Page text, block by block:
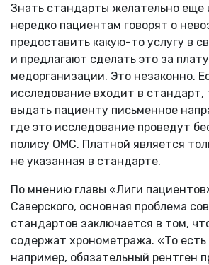
Знать стандарты желательно еще
нередко пациентам говорят о
предоставить какую-то услугу в
и предлагают сделать это за
медорганизации. Это незаконно.
исследование входит в стандарт,
выдать пациенту письменное
где это исследование проведут
полису ОМС. Платной является
не указанная в стандарте.
По мнению главы «Лиги
Саверского, основная проблема
стандартов заключается в том,
содержат хронометража. «То есть
например, обязательный рентген